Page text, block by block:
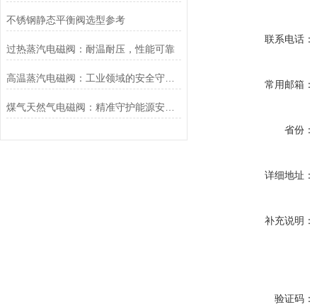
不锈钢静态平衡阀选型参考
过热蒸汽电磁阀：耐温耐压，性能可靠
煤气天然气电磁阀：精准守护能源安全的“调控卫士”
联系电话：
常用邮箱：
省份：
详细地址：
补充说明：
验证码：